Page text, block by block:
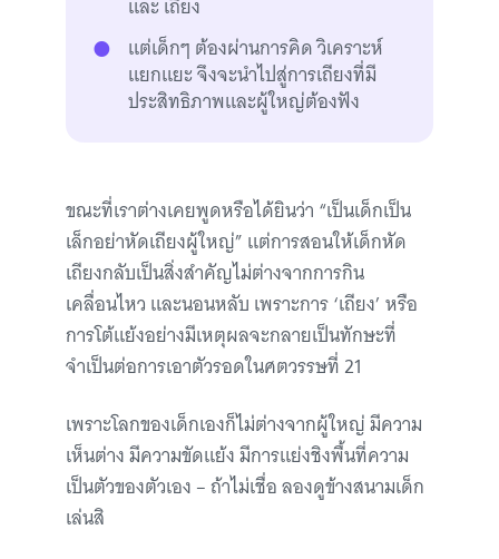
และ เถียง
แต่เด็กๆ ต้องผ่านการคิด วิเคราะห์
แยกแยะ จึงจะนำไปสู่การเถียงที่มี
ประสิทธิภาพและผู้ใหญ่ต้องฟัง
ขณะที่เราต่างเคยพูดหรือได้ยินว่า “เป็นเด็กเป็น
เล็กอย่าหัดเถียงผู้ใหญ่” แต่การสอนให้เด็กหัด
เถียงกลับเป็นสิ่งสำคัญไม่ต่างจากการกิน
เคลื่อนไหว และนอนหลับ เพราะการ ‘เถียง’ หรือ
การโต้แย้งอย่างมีเหตุผลจะกลายเป็นทักษะที่
จำเป็นต่อการเอาตัวรอดในศตวรรษที่ 21
เพราะโลกของเด็กเองก็ไม่ต่างจากผู้ใหญ่ มีความ
เห็นต่าง มีความขัดแย้ง มีการแย่งชิงพื้นที่ความ
เป็นตัวของตัวเอง – ถ้าไม่เชื่อ ลองดูข้างสนามเด็ก
เล่นสิ